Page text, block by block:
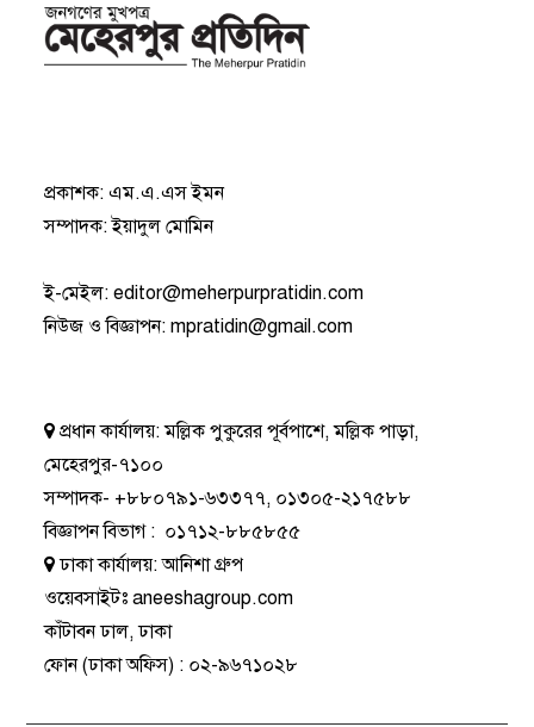
প্রকাশক: এম.এ.এস ইমন
সম্পাদক: ইয়াদুল মোমিন
ই-মেইল:editor@meherpurpratidin.com
নিউজ ও বিজ্ঞাপন:mpratidin@gmail.com
প্রধান কার্যালয়:মল্লিক পুকুরের পূর্বপাশে, মল্লিক পাড়া,
মেহেরপুর-৭১০০
সম্পাদক- +৮৮০৭৯১-৬৩৩৭৭, ০১৩০৫-২১৭৫৮৮
বিজ্ঞাপন বিভাগ: ০১৭১২-৮৮৫৮৫৫
ঢাকা কার্যালয়:আনিশা গ্রুপ
ওয়েবসাইটঃaneeshagroup.com
কাঁটাবন ঢাল, ঢাকা
ফোন(ঢাকা অফিস) : ০২-৯৬৭১০২৮